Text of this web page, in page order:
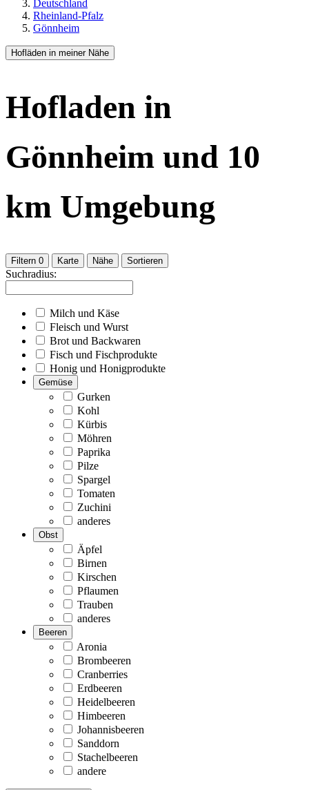
Deutschland
Rheinland-Pfalz
Gönnheim
Hofläden in meiner Nähe
Hofladen in
Gönnheim und 10
km Umgebung
Filtern 0 Karte Nähe Sortieren
Suchradius:
Milch und Käse
Fleisch und Wurst
Brot und Backwaren
Fisch und Fischprodukte
Honig und Honigprodukte
Gemüse
Gurken
Kohl
Kürbis
Möhren
Paprika
Pilze
Spargel
Tomaten
Zuchini
anderes
Obst
Äpfel
Birnen
Kirschen
Pflaumen
Trauben
anderes
Beeren
Aronia
Brombeeren
Cranberries
Erdbeeren
Heidelbeeren
Himbeeren
Johannisbeeren
Sanddorn
Stachelbeeren
andere